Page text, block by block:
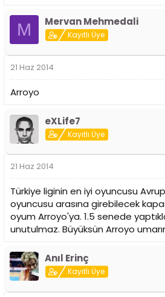
M Mervan Mehmedali
Kayıtlı Üye
21 Haz 2014
Arroyo
eXLife7
Kayıtlı Üye
21 Haz 2014
Türkiye liginin en iyi oyuncusu
oyuncusu arasına girebilecek
oyum Arroyo'ya. 1.5 senede
unutulmaz. Büyüksün Arroyo
Anıl Erinç
Kayıtlı Üye